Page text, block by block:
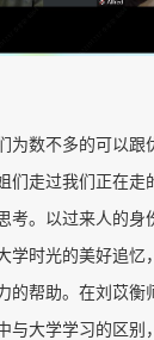
为数不多的可以跟
们走过我们正在走
考。以过来人的身
学时光的美好追忆
的帮助。在刘苡衡
与大学学习的区别